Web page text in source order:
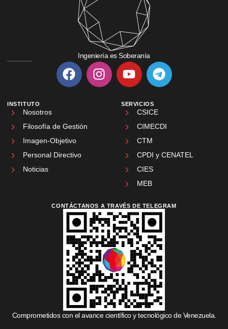
Ingeniería es Soberanía
INSTITUTO
Nosotros
Filosofía de Gestión
Imagen-Objetivo
Personal Directivo
Noticias
SERVICIOS
CSICE
CIMECDI
CTM
CPDI y CENATEL
CIES
MEB
CONTÁCTANOS A TRAVÉS DE TELEGRAM
Comprometidos con el avance científico y tecnológico de Venezuela.